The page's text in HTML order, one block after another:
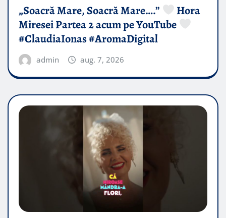
„Soacră Mare, Soacră Mare….”
Hora
Miresei Partea 2 acum pe YouTube
#ClaudiaIonas #AromaDigital
admin aug. 7, 2026